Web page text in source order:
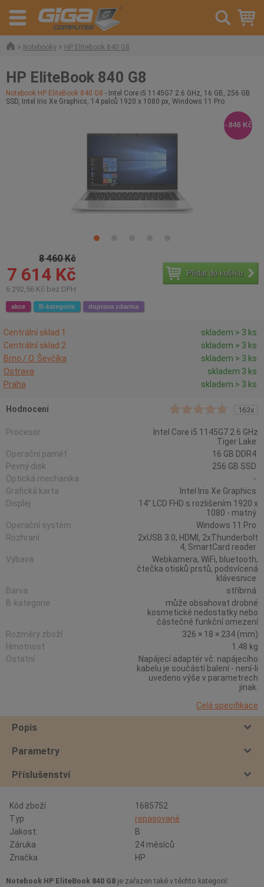
» Notebooky » HP EliteBook 840 G8
HP EliteBook 840 G8
Notebook HP EliteBook 840 G8 - Intel Core i5 1145G7 2.6 GHz, 16 GB, 256 GB
SSD, Intel Iris Xe Graphics, 14 palců 1920 x 1080 px, Windows 11 Pro
8 460 Kč
7 614 Kč
6 292,56 Kč bez DPH
Přidat do košíku
akce B-kategorie doprava zdarma
- 846 Kč
Centrální sklad 1
skladem > 3 ks
Centrální sklad 2
skladem > 3 ks
Brno / O. Ševčíka
skladem > 3 ks
Ostrava
skladem 3 ks
Praha
skladem > 3 ks
Hodnocení 163x
Procesor
Intel Core i5 1145G7 2.6 GHz
Tiger Lake
Operační paměť
16 GB DDR4
Pevný disk
256 GB SSD
Optická mechanika
-
Grafická karta
Intel Iris Xe Graphics
Displej
14" LCD FHD s rozlišením 1920 x
1080 - matný
Operační systém
Windows 11 Pro
Rozhraní
2xUSB 3.0, HDMI, 2xThunderbolt
4, SmartCard reader
Výbava
Webkamera, WiFi, bluetooth,
čtečka otisků prstů, podsvícená
klávesnice
Barva
stříbrná
B-kategorie
může obsahovat drobné
kosmetické nedostatky nebo
částečné funkční omezení
Rozměry zboží
326 × 18 × 234 (mm)
Hmotnost
1.48 kg
Ostatní
Napájecí adaptér vč. napájecího
kabelu je součástí balení - není-li
uvedeno výše v parametrech
jinak.
Celá specifikace
Popis
Parametry
Příslušenství
Kód zboží
1685752
Typ
repasované
Jakost:
B
Záruka
24 měsíců
Značka
HP
Notebook HP EliteBook 840 G8 je zařazen také v těchto kategorií: